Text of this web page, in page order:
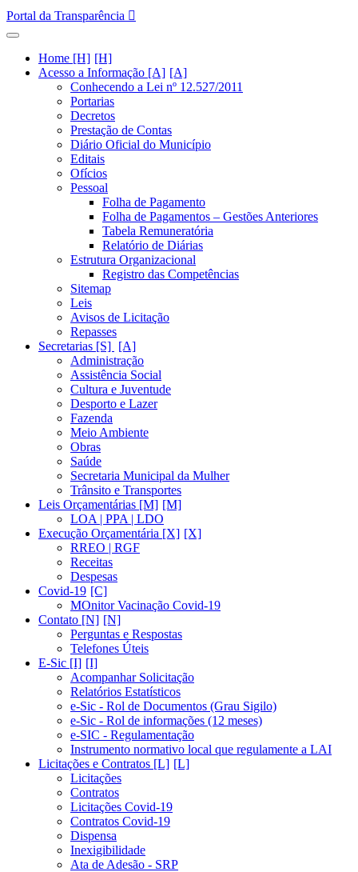
Portal da Transparência
Home [H]
Acesso a Informação [A]
Conhecendo a Lei nº 12.527/2011
Portarias
Decretos
Prestação de Contas
Diário Oficial do Município
Editais
Ofícios
Pessoal
Folha de Pagamento
Folha de Pagamentos – Gestões Anteriores
Tabela Remuneratória
Relatório de Diárias
Estrutura Organizacional
Registro das Competências
Sitemap
Leis
Avisos de Licitação
Repasses
Secretarias [S]
Administração
Assistência Social
Cultura e Juventude
Desporto e Lazer
Fazenda
Meio Ambiente
Obras
Saúde
Secretaria Municipal da Mulher
Trânsito e Transportes
Leis Orçamentárias [M]
LOA | PPA | LDO
Execução Orçamentária [X]
RREO | RGF
Receitas
Despesas
Covid-19
MOnitor Vacinação Covid-19
Contato [N]
Perguntas e Respostas
Telefones Úteis
E-Sic [I]
Acompanhar Solicitação
Relatórios Estatísticos
e-Sic - Rol de Documentos (Grau Sigilo)
e-Sic - Rol de informações (12 meses)
e-SIC - Regulamentação
Instrumento normativo local que regulamente a LAI
Licitações e Contratos [L]
Licitações
Contratos
Licitações Covid-19
Contratos Covid-19
Dispensa
Inexigibilidade
Ata de Adesão - SRP